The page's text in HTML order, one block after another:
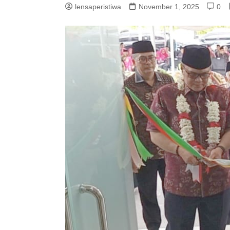
lensaperistiwa November 1, 2025 0